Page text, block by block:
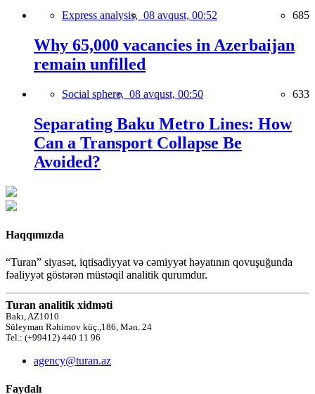
Express analysis, 08 avqust, 00:52 685
Why 65,000 vacancies in Azerbaijan
remain unfilled
Social sphere, 08 avqust, 00:50 633
Separating Baku Metro Lines: How
Can a Transport Collapse Be
Avoided?
Haqqımızda
“Turan” siyasət, iqtisadiyyat və cəmiyyət həyatının qovuşuğunda
fəaliyyət göstərən müstəqil analitik qurumdur.
Turan analitik xidməti
Bakı, AZ1010
Süleyman Rəhimov küç.,186, Mən. 24
Tel.: (+99412) 440 11 96
agency@turan.az
Faydalı